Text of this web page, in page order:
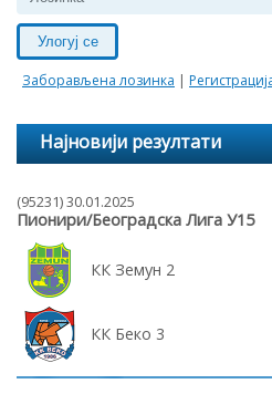
Улогуј се
Заборављена лозинка |
Најновији резултати
(95231) 30.01.2025
Пионири/Београдска Лига У15
КК Земун 2
КК Беко 3